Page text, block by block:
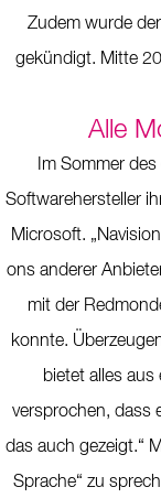
Zudem wurde
gekündigt. Mitte
Alle
Im Sommer
Softwarehersteller
Microsoft.
ons anderer
mit der
konnte.
bietet alles aus
versprochen, dass
das auch gezeigt.“
Sprache“ zu